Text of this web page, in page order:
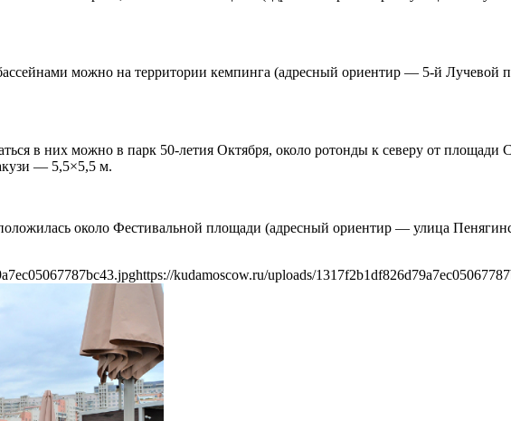
можно на территории кемпинга (адресный ориентир — 5-й Лучевой
в них можно в парк 50-летия Октября, около ротонды к северу от
— 5,5×5,5 м.
около Фестивальной площади (адресный ориентир — улица
https://kudamoscow.ru/uploads/